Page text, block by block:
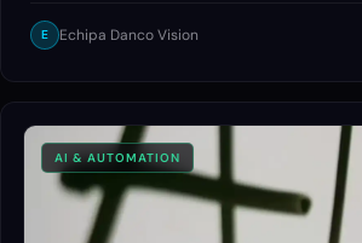
are scop orice…
E Echipa Danco Vision
AI & AUTOMATION